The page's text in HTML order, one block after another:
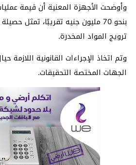
وأوضحت الأجهزة المعنية أن قيمة
بنحو 70 مليون جنيه تقريبًا، تمثل
ترويج المواد المخدرة.
وتم اتخاذ الإجراءات القانونية اللازمة
الجهات المختصة التحقيقات.